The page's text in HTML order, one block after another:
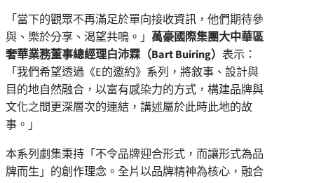
「當下的觀眾不再滿足於單向接收資訊，他們期待參
與、樂於分享、渴望共鳴。」 萬豪國際集團大中華區
奢華業務董事總經理白沛霖（Bart Buiring） 表示：
「我們希望透過《E的邀約》系列，將敘事、設計與
目的地自然融合，以富有感染力的方式，構建品牌與
文化之間更深層次的連結，講述屬於此時此地的故
事。」
本系列劇集秉持「不令品牌迎合形式，而讓形式為品
牌而生」的創作理念。全片以品牌精神為核心，融合